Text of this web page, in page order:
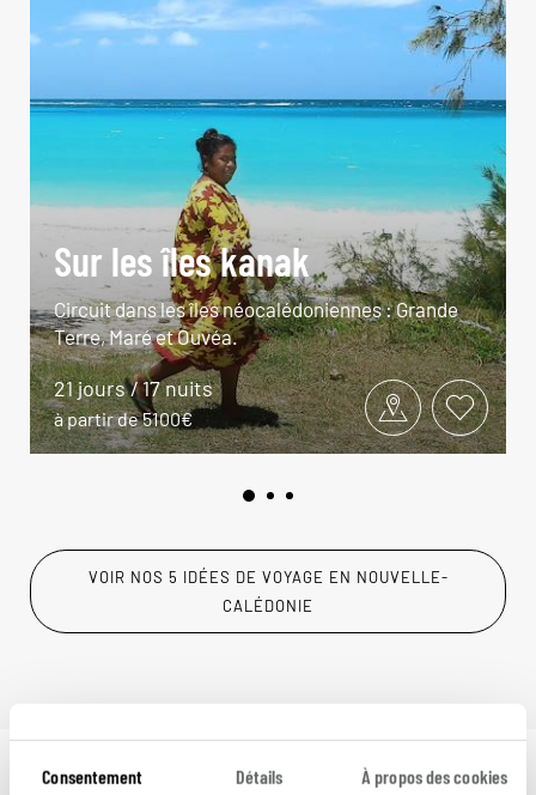
Consentement Détails À propos des cookies
Sur les îles kanak
Circuit dans les îles néocalédoniennes : Grande
Terre, Maré et Ouvéa.
21 jours / 17 nuits
à partir de 5100€
VOIR NOS 5 IDÉES DE VOYAGE EN NOUVELLE-
CALÉDONIE